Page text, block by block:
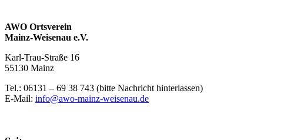
AWO Ortsverein
Mainz-Weisenau e.V.
Karl-Trau-Straße 16
55130 Mainz
Tel.: 06131 – 69 38 743 (bitte Nachricht hinterlassen)
E-Mail: info@awo-mainz-weisenau.de